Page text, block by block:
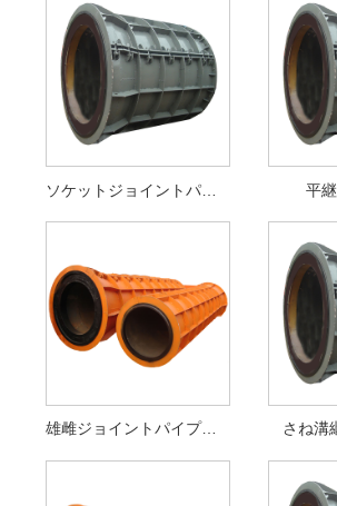
ソケットジョイントパイプ金型 平
雄雌ジョイントパイプ金型 さね溝